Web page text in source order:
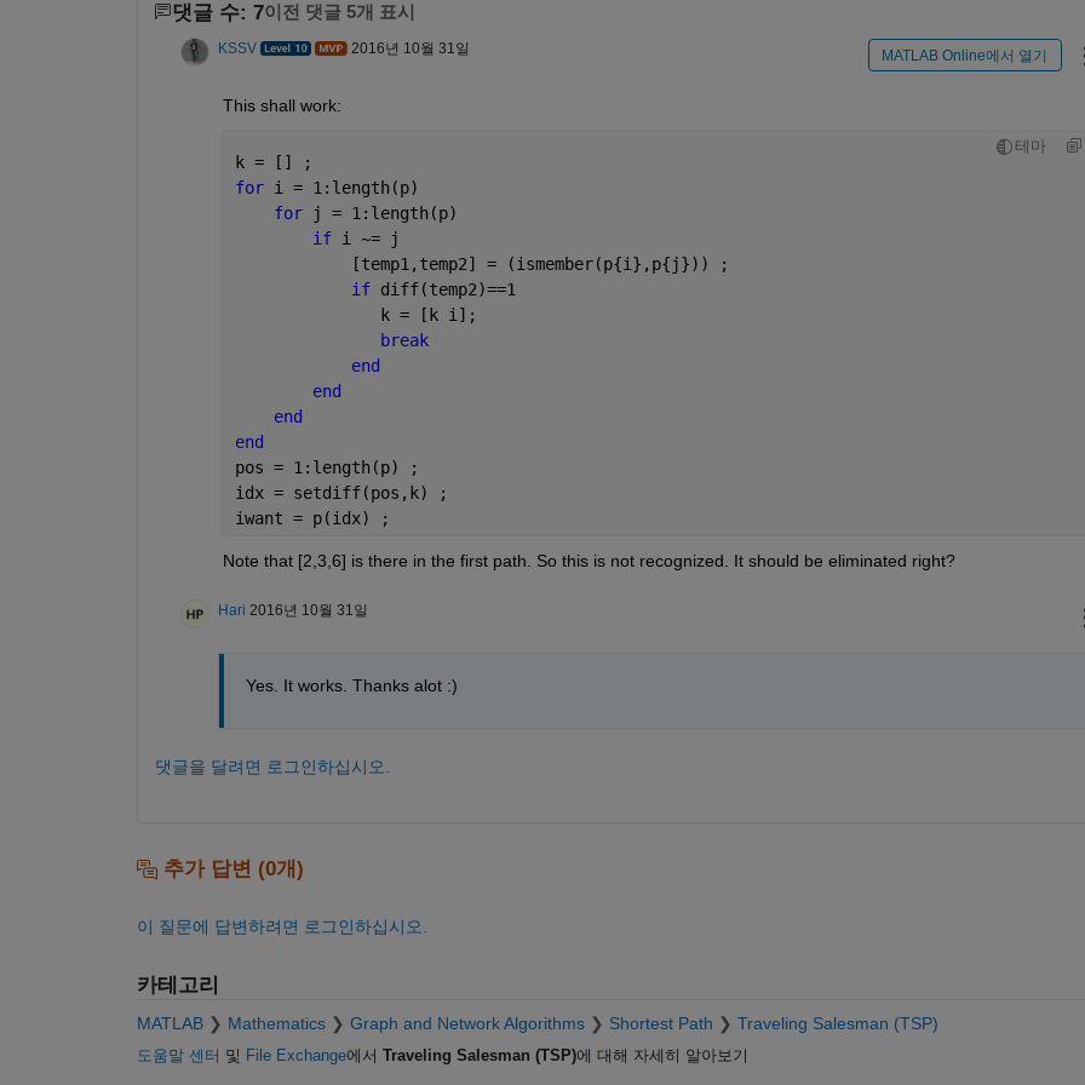
댓글 수: 7이전 댓글 5개 표시
KSSV 2016년 10월 31일 MATLAB Online에서 열기
This shall work:
테마
k = [] ;
for i = 1:length(p)
for
j = 1:length(p)
if i ~= j
            [temp1,temp2] = (ismember(p{i},p{j})) ;
if diff(temp2)==1
               k = [k i];
break
end
end
end
end
pos = 1:length(p) ;
idx = setdiff(pos,k) ;
iwant = p(idx) ;
Note that [2,3,6] is there in the first path. So this is not recognized. It should be eliminated right?
Hari 2016년 10월 31일
Yes. It works. Thanks alot :)
댓글을 달려면 로그인하십시오.
추가 답변 (0개)
이 질문에 답변하려면 로그인하십시오.
카테고리
MATLAB Mathematics Graph and Network Algorithms Shortest Path Traveling Salesman (TSP)
도움말 센터 및 File Exchange에서 Traveling Salesman (TSP)에 대해 자세히 알아보기